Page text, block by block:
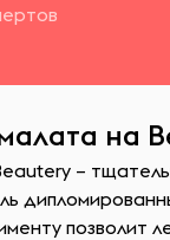
на
–
позволит